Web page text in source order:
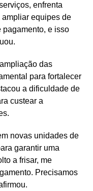
enfrenta
equipes de
pagamento, e isso
das
para fortalecer
a dificuldade de
custear a
novas unidades de
garantir uma
a frisar, me
Precisamos